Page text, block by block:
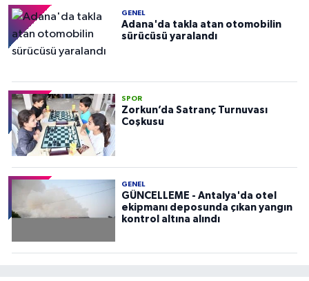
GENEL
Adana'da takla atan otomobilin
sürücüsü yaralandı
SPOR
Zorkun’da Satranç Turnuvası
Coşkusu
GENEL
GÜNCELLEME - Antalya'da otel
ekipmanı deposunda çıkan yangın
kontrol altına alındı